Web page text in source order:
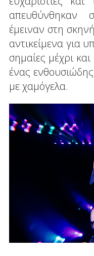
απευθύνθηκαν
έμειναν στη
αντικείμενα για
σημαίες μέχρι
ένας
με χαμόγελα.